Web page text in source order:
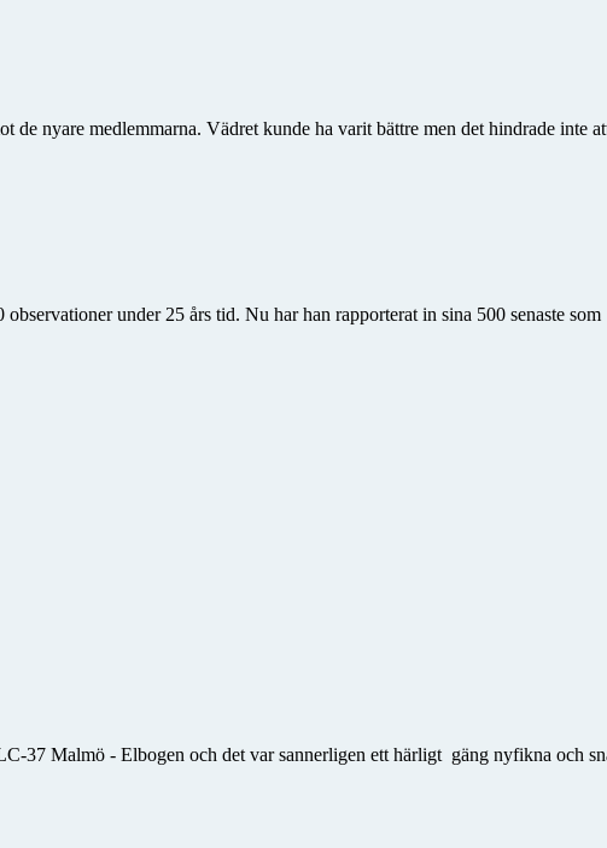
nyare medlemmarna. Vädret kunde ha varit bättre men det hindrade inte
under 25 års tid. Nu har han rapporterat in sina 500 senaste
37 Malmö - Elbogen och det var sannerligen ett härligt gäng nyfikna och